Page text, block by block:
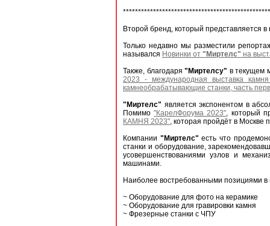
Второй бренд, который представляется
Только недавно мы разместили
назывался Новинки от "Миртелс" на
Также, благодаря"Миртелсу" в текущем
2023 - международная выставка
камнеобрабатывающие станки, часть
"Миртелс" является экспонентом в
Помимо"КарелФорума 2023", который
КАМНЯ 2023", которая пройдёт в Москве
Компании "Миртелс" есть что
станки и оборудование,
усовершенствованиями узлов и
машинами.
Наиболее востребованными позициями
~ Оборудование для фото на керамике
~ Оборудование для гравировки камня
~ Фрезерные станки с ЧПУ